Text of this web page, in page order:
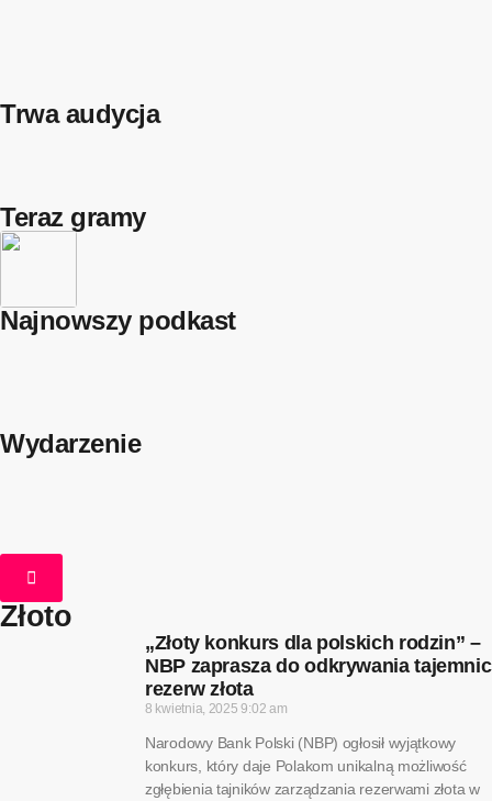
Trwa audycja
Teraz gramy
Najnowszy podkast
Wydarzenie
Złoto
„Złoty konkurs dla polskich rodzin” –
NBP zaprasza do odkrywania tajemnic
rezerw złota
8 kwietnia, 20259:02 am
Narodowy Bank Polski (NBP) ogłosił wyjątkowy
konkurs, który daje Polakom unikalną możliwość
zgłębienia tajników zarządzania rezerwami złota w